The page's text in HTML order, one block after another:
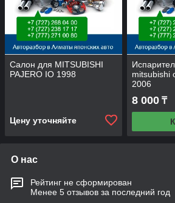
Салон для MITSUBISHI
PAJERO IO 1998
Цену уточняйте
mitsubishi
2006
8 000₸
О нас
Рейтинг не сформирован
Менее 5 отзывов за последний год